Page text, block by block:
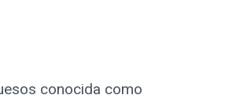
conocida como